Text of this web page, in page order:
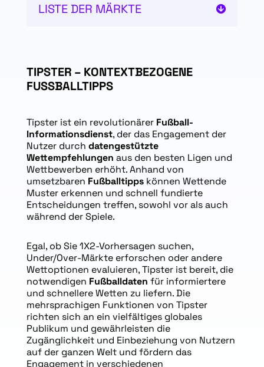
LISTE DER MÄRKTE
TIPSTER – KONTEXTBEZOGENE
FUSSBALLTIPPS
Tipster ist ein revolutionärerFußball-
Informationsdienst, der das Engagement der
Nutzer durch datengestützte
Wettempfehlungen aus den besten Ligen und
Wettbewerben erhöht. Anhand von
umsetzbaren Fußballtippskönnen Wettende
Muster erkennen und schnell fundierte
Entscheidungen treffen, sowohl vor als auch
während der Spiele.
Egal, ob Sie 1X2-Vorhersagen suchen,
Under/Over-Märkte erforschen oder andere
Wettoptionen evaluieren, Tipster ist bereit, die
notwendigen Fußballdaten für informiertere
und schnellere Wetten zu liefern. Die
mehrsprachigen Funktionen von Tipster
richten sich an ein vielfältiges globales
Publikum und gewährleisten die
Zugänglichkeit und Einbeziehung von Nutzern
auf der ganzen Welt und fördern das
Engagement in verschiedenen